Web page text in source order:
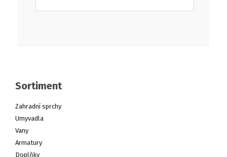
Sortiment
Zahradní sprchy
Umyvadla
Vany
Armatury
Doplňky